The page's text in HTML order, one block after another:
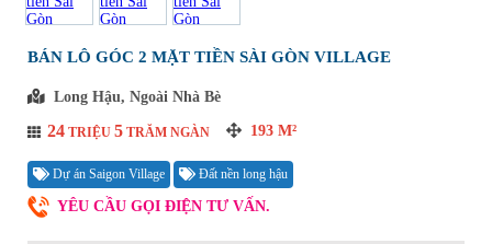
BÁN LÔ GÓC 2 MẶT TIỀN SÀI GÒN VILLAGE
Long Hậu, Ngoài Nhà Bè
24 TRIỆU 5 TRĂM NGÀN 193 M²
Dự án Saigon Village Đất nền long hậu
YÊU CẦU GỌI ĐIỆN TƯ VẤN.